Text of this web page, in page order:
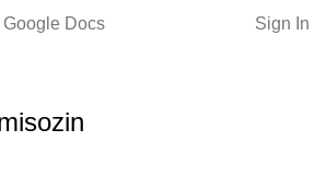
Google Docs Sign In